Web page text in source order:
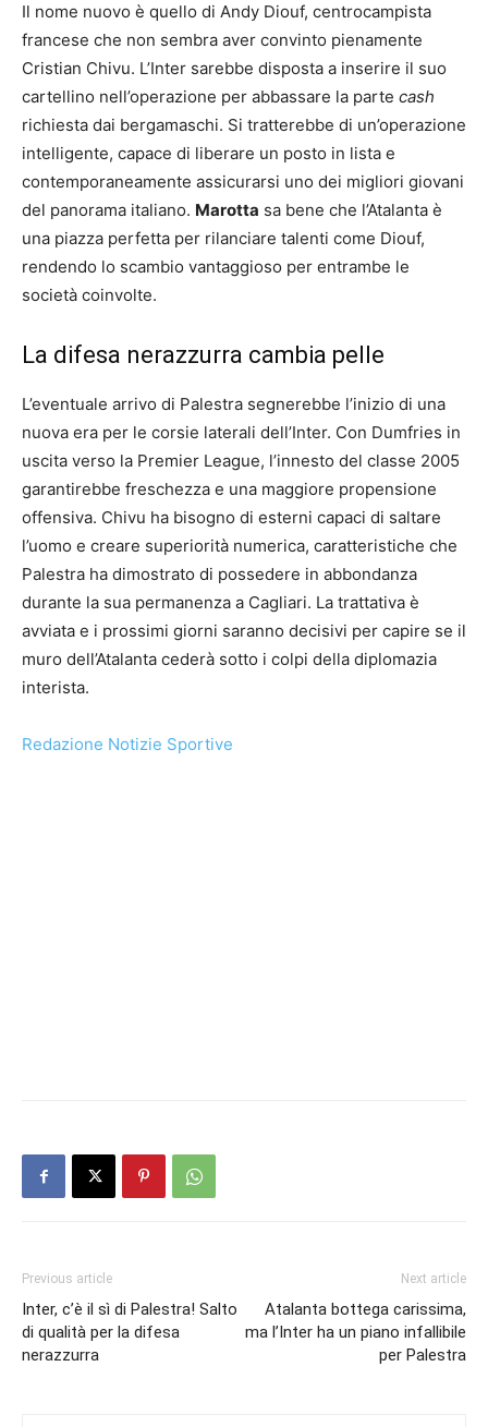
Il nome nuovo è quello di Andy Diouf, centrocampista
francese che non sembra aver convinto pienamente
Cristian Chivu. L’Inter sarebbe disposta a inserire il suo
cartellino nell’operazione per abbassare la parte cash
richiesta dai bergamaschi. Si tratterebbe di un’operazione
intelligente, capace di liberare un posto in lista e
contemporaneamente assicurarsi uno dei migliori giovani
del panorama italiano. Marotta sa bene che l’Atalanta è
una piazza perfetta per rilanciare talenti come Diouf,
rendendo lo scambio vantaggioso per entrambe le
società coinvolte.
La difesa nerazzurra cambia pelle
L’eventuale arrivo di Palestra segnerebbe l’inizio di una
nuova era per le corsie laterali dell’Inter. Con Dumfries in
uscita verso la Premier League, l’innesto del classe 2005
garantirebbe freschezza e una maggiore propensione
offensiva. Chivu ha bisogno di esterni capaci di saltare
l’uomo e creare superiorità numerica, caratteristiche che
Palestra ha dimostrato di possedere in abbondanza
durante la sua permanenza a Cagliari. La trattativa è
avviata e i prossimi giorni saranno decisivi per capire se il
muro dell’Atalanta cederà sotto i colpi della diplomazia
interista.
Redazione Notizie Sportive
Previous article
Inter, c’è il sì di Palestra! Salto
di qualità per la difesa
nerazzurra
Next article
Atalanta bottega carissima,
ma l’Inter ha un piano infallibile
per Palestra